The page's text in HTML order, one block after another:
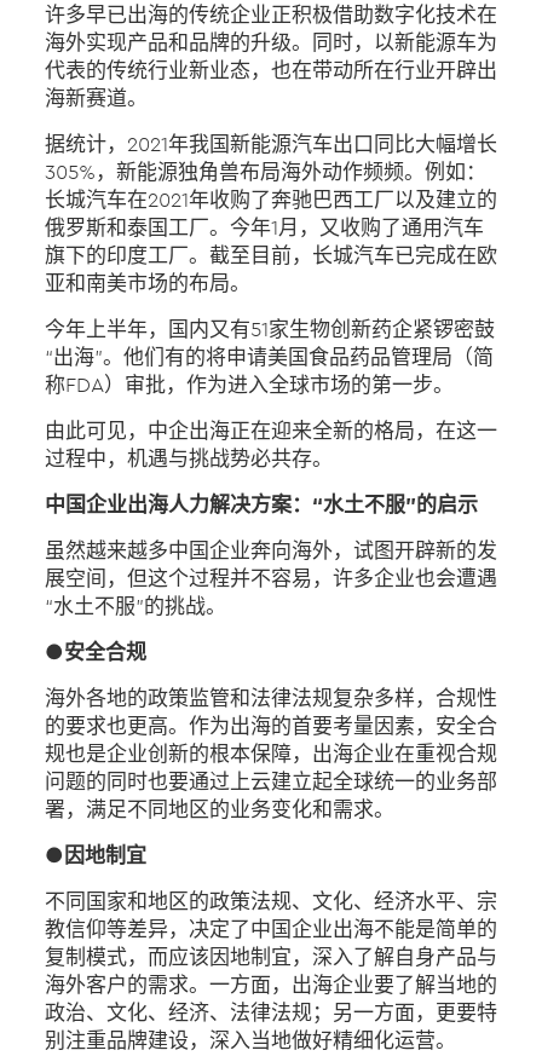
许多早已出海的传统企业正积极借助数字化技术在
海外实现产品和品牌的升级。同时，以新能源车为
代表的传统行业新业态，也在带动所在行业开辟出
海新赛道。
据统计，2021年我国新能源汽车出口同比大幅增长
305%，新能源独角兽布局海外动作频频。例如：
长城汽车在2021年收购了奔驰巴西工厂以及建立的
俄罗斯和泰国工厂。今年1月，又收购了通用汽车
旗下的印度工厂。截至目前，长城汽车已完成在欧
亚和南美市场的布局。
今年上半年，国内又有51家生物创新药企紧锣密鼓
“出海”。他们有的将申请美国食品药品管理局（简
称FDA）审批，作为进入全球市场的第一步。
由此可见，中企出海正在迎来全新的格局，在这一
过程中，机遇与挑战势必共存。
中国企业出海人力解决方案：“水土不服”的启示
虽然越来越多中国企业奔向海外，试图开辟新的发
展空间，但这个过程并不容易，许多企业也会遭遇
“水土不服”的挑战。
●安全合规
海外各地的政策监管和法律法规复杂多样，合规性
的要求也更高。作为出海的首要考量因素，安全合
规也是企业创新的根本保障，出海企业在重视合规
问题的同时也要通过上云建立起全球统一的业务部
署，满足不同地区的业务变化和需求。
● 因地制宜
不同国家和地区的政策法规、文化、经济水平、宗
教信仰等差异，决定了中国企业出海不能是简单的
复制模式，而应该因地制宜，深入了解自身产品与
海外客户的需求。一方面，出海企业要了解当地的
政治、文化、经济、法律法规；另一方面，更要特
别注重品牌建设，深入当地做好精细化运营。